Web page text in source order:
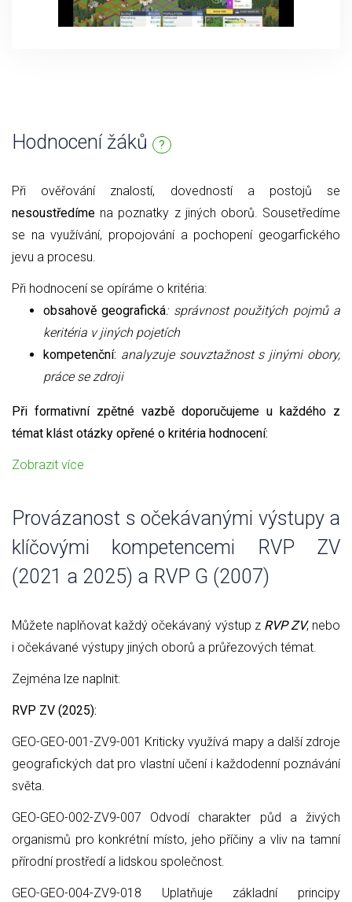
Hodnocení žáků ?
Při ověřování znalostí, dovedností a postojů se
nesoustředíme na poznatky z jiných oborů. Sousetředíme
se na využívání, propojování a pochopení geogarfického
jevu a procesu.
Při hodnocení se opíráme o kritéria:
obsahově geografická: správnost použitých pojmů a
keritéria v jiných pojetích
kompetenční: analyzuje souvztažnost s jinými obory,
práce se zdroji
Při formativní zpětné vazbě doporučujeme u každého z
témat klást otázky opřené o kritéria hodnocení:
Zobrazit více
Provázanost s očekávanými výstupy a
klíčovými kompetencemi RVP ZV
(2021 a 2025) a RVP G (2007)
Můžete naplňovat každý očekávaný výstup z RVP ZV, nebo
i očekávané výstupy jiných oborů a průřezových témat.
Zejména lze naplnit:
RVP ZV (2025):
GEO-GEO-001-ZV9-001 Kriticky využívá mapy a další zdroje
geografických dat pro vlastní učení i každodenní poznávání
světa.
GEO-GEO-002-ZV9-007 Odvodí charakter půd a živých
organismů pro konkrétní místo, jeho příčiny a vliv na tamní
přírodní prostředí a lidskou společnost.
GEO-GEO-004-ZV9-018 Uplatňuje základní principy